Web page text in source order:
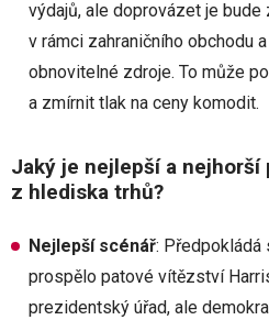
výdajů, ale doprovázet je
v rámci zahraničního obchodu
obnovitelné zdroje. To může
a zmírnit tlak na ceny komodit.
Jaký je nejlepší a nejhorší
z hlediska trhů?
Nejlepší scénář: Předpokládá
prospělo patové vítězství
prezidentský úřad, ale